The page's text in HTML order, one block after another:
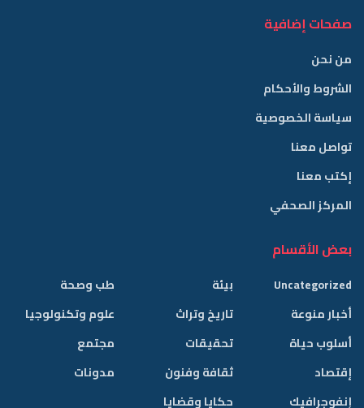
صفحات إضافية
من نحن
الشروط والأحكام
سياسة الخصوصية
تواصل معنا
إكتب معنا
المركز الصحفي
بعض الأقسام
Uncategorized
أخبار منوعة
أسلوب حياة
إقتصاد
إنفوجرافيك
بيئة
تاريخ وتراث
تحقيقات
ثقافة وفنون
حكايا وقضايا
طب وصحة
علوم وتكنولوجيا
مجتمع
مدونات